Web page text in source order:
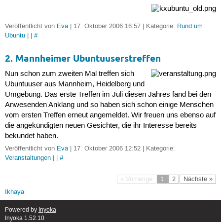
Veröffentlicht von Eva| 17. Oktober 2006 16:57 | Kategorie: Rund um
Ubuntu| | #
2. Mannheimer Ubuntuuserstreffen
Nun schon zum zweiten Mal treffen sich
Ubuntuuser aus Mannheim, Heidelberg und
Umgebung. Das erste Treffen im Juli diesen Jahres fand bei den
Anwesenden Anklang und so haben sich schon einige Menschen
vom ersten Treffen erneut angemeldet. Wir freuen uns ebenso auf
die angekündigten neuen Gesichter, die ihr Interesse bereits
bekundet haben.
Veröffentlicht von Eva| 17. Oktober 2006 12:52 | Kategorie:
Veranstaltungen| | #
« Vorherige 1 2 Nächste »
Ikhaya
Powered by Inyoka
Inyoka 1.52.10